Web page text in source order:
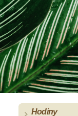
Hodiny